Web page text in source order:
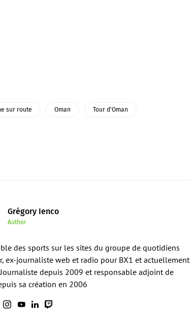
sur route Oman Tour d'Oman
Grégory Ienco
Author
des sports sur les sites du groupe de quotidiens
ex-journaliste web et radio pour BX1 et actuellement
depuis 2009 et responsable adjoint de
sa création en 2006